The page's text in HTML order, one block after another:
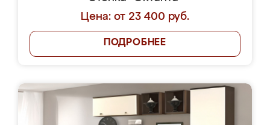
Цена: от 23 400 руб.
ПОДРОБНЕЕ